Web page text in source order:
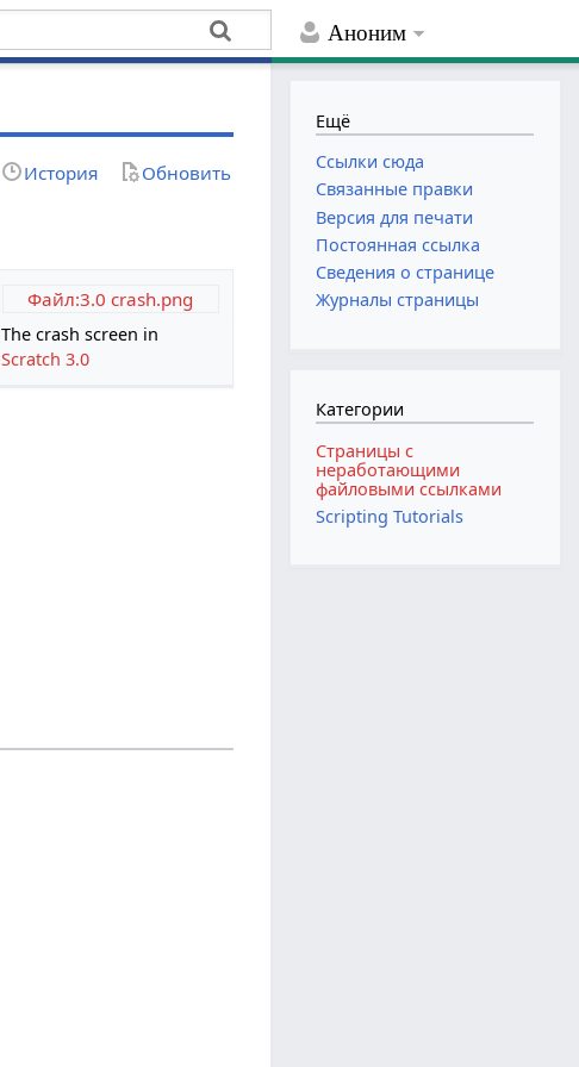
Аноним
История Обновить
Файл:3.0 crash.png
The crash screen in
Scratch 3.0
Ещё
Ссылки сюда
Связанные правки
Версия для печати
Постоянная ссылка
Сведения о странице
Журналы страницы
Категории
Страницы с
неработающими
файловыми ссылками
Scripting Tutorials